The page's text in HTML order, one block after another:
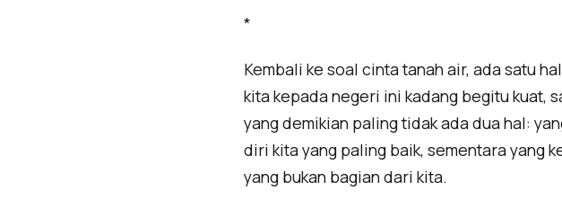
*
Kembali ke soal cinta tanah air, ada satu
kita kepada negeri ini kadang begitu kuat,
yang demikian paling tidak ada dua hal:
diri kita yang paling baik, sementara yang
yang bukan bagian dari kita.